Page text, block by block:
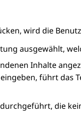
wird die
ausgewählt,
Inhalte
führt das
die